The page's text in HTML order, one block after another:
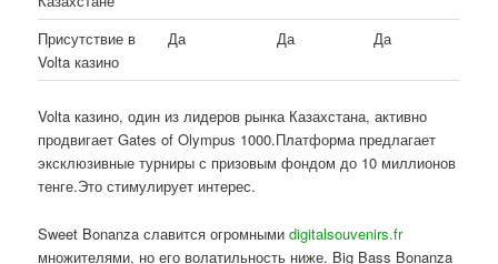
Присутствие в
Volta казино
Да Да Да
Volta казино, один из лидеров рынка Казахстана, активно
продвигает Gates of Olympus 1000.Платформа предлагает
эксклюзивные турниры с призовым фондом до 10 миллионов
тенге.Это стимулирует интерес.
Sweet Bonanza славится огромнымиdigitalsouvenirs.fr
множителями, но его волатильность ниже. Big Bass Bonanza